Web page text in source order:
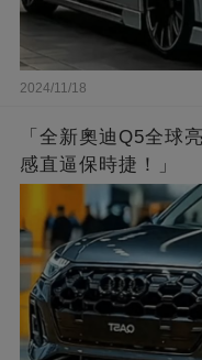
2024/11/18
「全新奧迪Q5全球
感直逼保時捷！」